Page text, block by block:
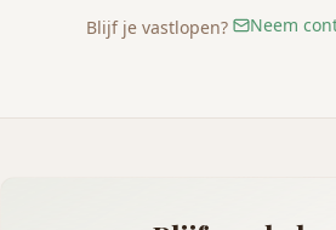
Blijf je vastlopen? Neem